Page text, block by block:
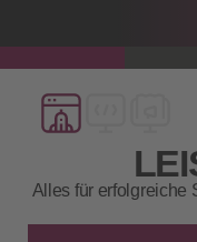
Alles für erfolgreiche